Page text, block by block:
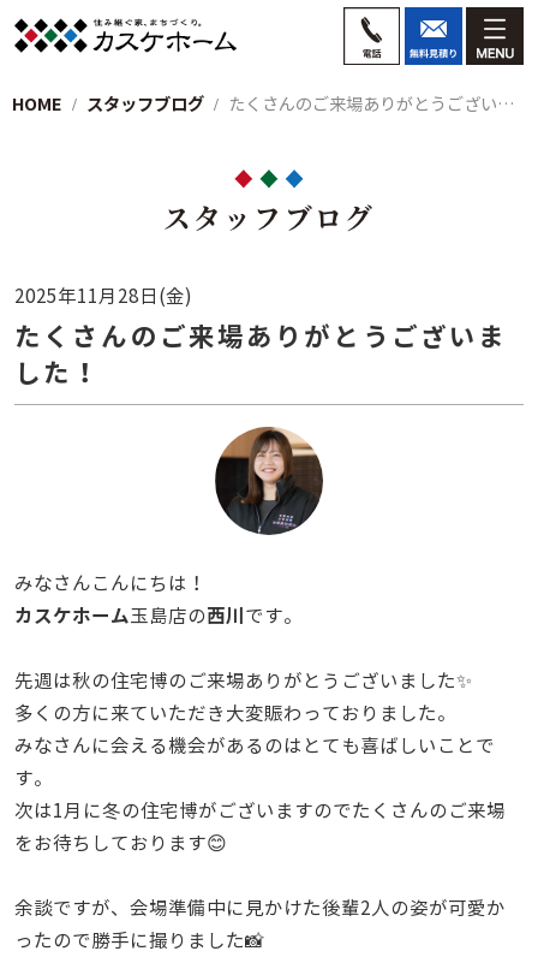
HOME スタッフブログ たくさんのご来場ありがとうございました！
スタッフブログ
2025年11月28日(金)
たくさんのご来場ありがとうございま
した！
みなさんこんにちは！
カスケホーム玉島店の西川 です。
先週は秋の住宅博のご来場ありがとうございました✨
多くの方に来ていただき大変賑わっておりました。
みなさんに会える機会があるのはとても喜ばしいことで
す。
次は1月に冬の住宅博がございますのでたくさんのご来場
をお待ちしております😊
余談ですが、会場準備中に見かけた後輩2人の姿が可愛か
ったので勝手に撮りました📸